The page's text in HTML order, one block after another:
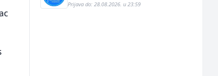
Prijava do: 28.08.2026. u 23:59